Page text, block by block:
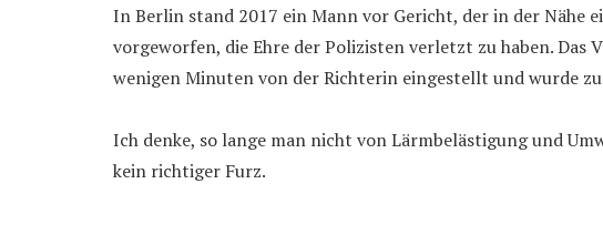
In Berlin stand 2017 ein Mann vor Gericht, der in der Nähe
vorgeworfen, die Ehre der Polizisten verletzt zu haben. Das
wenigen Minuten von der Richterin eingestellt und wurde
Ich denke, so lange man nicht von Lärmbelästigung und
kein richtiger Furz.